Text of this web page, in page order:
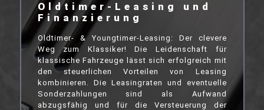
Oldtimer-Leasing und
Finanzierung
Oldtimer- & Youngtimer-Leasing: Der clevere
Weg zum Klassiker! Die Leidenschaft für
klassische Fahrzeuge lässt sich erfolgreich mit
den steuerlichen Vorteilen von Leasing
kombinieren. Die Leasingraten und eventuelle
Sonderzahlungen sind als Aufwand
abzugsfähig und für die Versteuerung der